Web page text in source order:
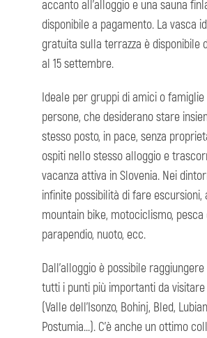
accanto all'alloggio e una sauna
disponibile a pagamento. La vasca
gratuita sulla terrazza è disponibile
al 15 settembre.
Ideale per gruppi di amici o famiglie
persone, che desiderano stare
stesso posto, in pace, senza
ospiti nello stesso alloggio e
vacanza attiva in Slovenia. Nei
infinite possibilità di fare escursioni,
mountain bike, motociclismo, pesca
parapendio, nuoto, ecc.
Dall'alloggio è possibile
tutti i punti più importanti da visitare
(Valle dell'Isonzo, Bohinj, Bled,
Postumia...). C'è anche un ottimo